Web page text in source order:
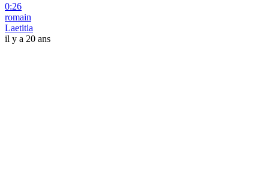
0:26
romain
Laetitia
il y a 20 ans